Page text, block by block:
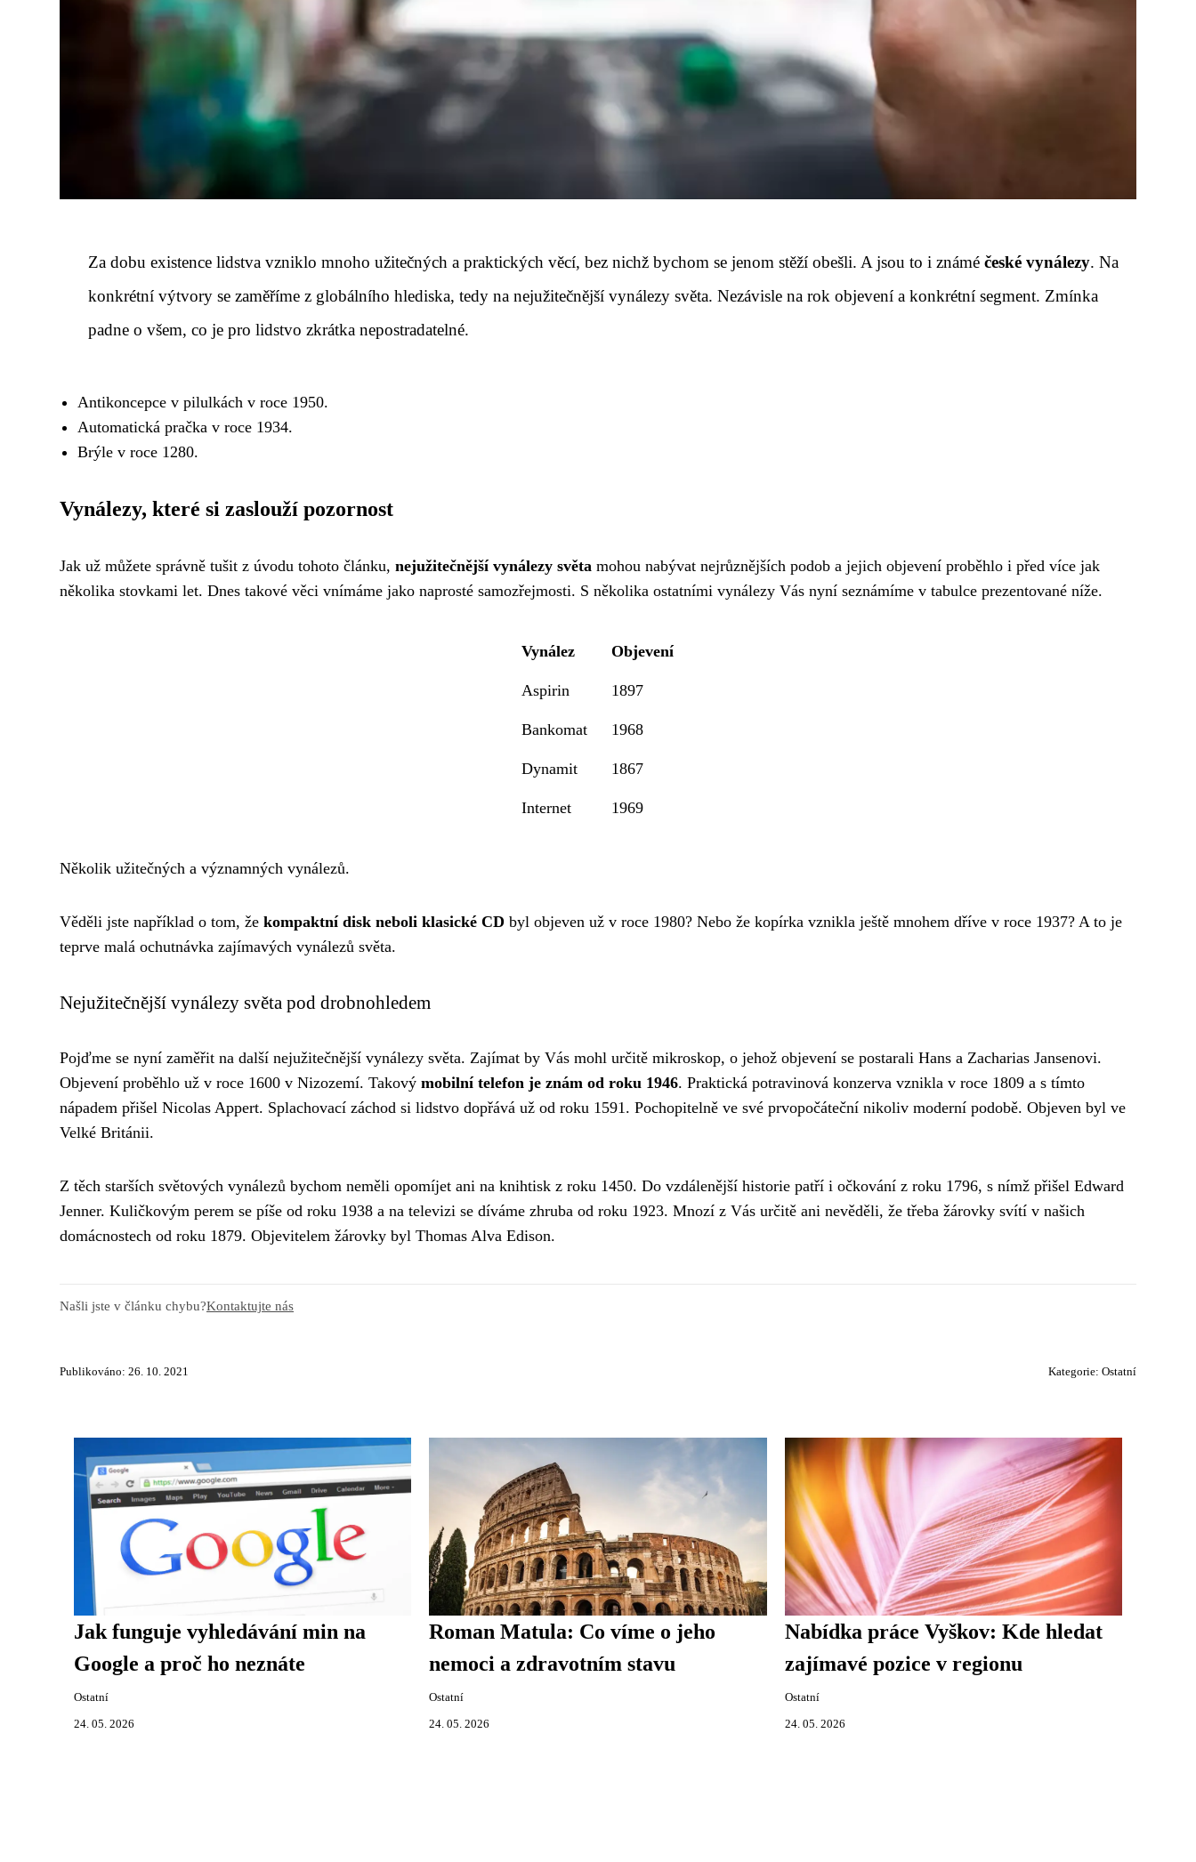
Za dobu existence lidstva vzniklo mnoho užitečných a praktických věcí, bez nichž bychom se jenom stěží obešli. A jsou to i známé české vynálezy. Na
konkrétní výtvory se zaměříme z globálního hlediska, tedy na nejužitečnější vynálezy světa. Nezávisle na rok objevení a konkrétní segment. Zmínka
padne o všem, co je pro lidstvo zkrátka nepostradatelné.
Antikoncepce v pilulkách v roce 1950.
Automatická pračka v roce 1934.
Brýle v roce 1280.
Vynálezy, které si zaslouží pozornost
Jak už můžete správně tušit z úvodu tohoto článku, nejužitečnější vynálezy světa mohou nabývat nejrůznějších podob a jejich objevení proběhlo i před více jak
několika stovkami let. Dnes takové věci vnímáme jako naprosté samozřejmosti. S několika ostatními vynálezy Vás nyní seznámíme v tabulce prezentované níže.
Vynález Objevení
Aspirin 1897
Bankomat 1968
Dynamit 1867
Internet 1969
Několik užitečných a významných vynálezů.
Věděli jste například o tom, že kompaktní disk neboli klasické CD byl objeven už v roce 1980? Nebo že kopírka vznikla ještě mnohem dříve v roce 1937? A to je
teprve malá ochutnávka zajímavých vynálezů světa.
Nejužitečnější vynálezy světa pod drobnohledem
Pojďme se nyní zaměřit na další nejužitečnější vynálezy světa. Zajímat by Vás mohl určitě mikroskop, o jehož objevení se postarali Hans a Zacharias Jansenovi.
Objevení proběhlo už v roce 1600 v Nizozemí. Takový mobilní telefon je znám od roku 1946. Praktická potravinová konzerva vznikla v roce 1809 a s tímto
nápadem přišel Nicolas Appert. Splachovací záchod si lidstvo dopřává už od roku 1591. Pochopitelně ve své prvopočáteční nikoliv moderní podobě. Objeven byl ve
Velké Británii.
Z těch starších světových vynálezů bychom neměli opomíjet ani na knihtisk z roku 1450. Do vzdálenější historie patří i očkování z roku 1796, s nímž přišel Edward
Jenner. Kuličkovým perem se píše od roku 1938 a na televizi se díváme zhruba od roku 1923. Mnozí z Vás určitě ani nevěděli, že třeba žárovky svítí v našich
domácnostech od roku 1879. Objevitelem žárovky byl Thomas Alva Edison.
Našli jste v článku chybu?Kontaktujte nás
Publikováno: 26. 10. 2021 Kategorie: Ostatní
Jak funguje vyhledávání min na
Google a proč ho neznáte
Ostatní
24. 05. 2026
Roman Matula: Co víme o jeho
nemoci a zdravotním stavu
Ostatní
24. 05. 2026
Nabídka práce Vyškov: Kde hledat
zajímavé pozice v regionu
Ostatní
24. 05. 2026